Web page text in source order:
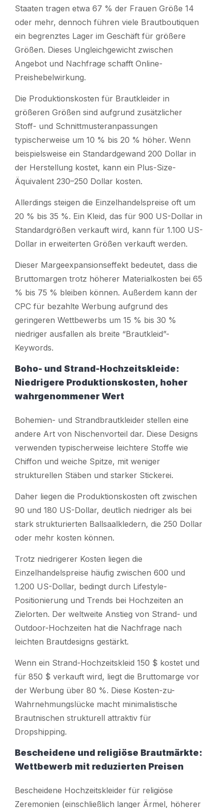
Staaten tragen etwa 67 % der Frauen Größe 14
oder mehr, dennoch führen viele Brautboutiquen
ein begrenztes Lager im Geschäft für größere
Größen. Dieses Ungleichgewicht zwischen
Angebot und Nachfrage schafft Online-
Preishebelwirkung.
Die Produktionskosten für Brautkleider in
größeren Größen sind aufgrund zusätzlicher
Stoff- und Schnittmusteranpassungen
typischerweise um 10 % bis 20 % höher. Wenn
beispielsweise ein Standardgewand 200 Dollar in
der Herstellung kostet, kann ein Plus-Size-
Äquivalent 230–250 Dollar kosten.
Allerdings steigen die Einzelhandelspreise oft um
20 % bis 35 %. Ein Kleid, das für 900 US-Dollar in
Standardgrößen verkauft wird, kann für 1.100 US-
Dollar in erweiterten Größen verkauft werden.
Dieser Margeexpansionseffekt bedeutet, dass die
Bruttomargen trotz höherer Materialkosten bei 65
% bis 75 % bleiben können. Außerdem kann der
CPC für bezahlte Werbung aufgrund des
geringeren Wettbewerbs um 15 % bis 30 %
niedriger ausfallen als breite “Brautkleid”-
Keywords.
Boho- und Strand-Hochzeitskleide:
Niedrigere Produktionskosten, hoher
wahrgenommener Wert
Bohemien- und Strandbrautkleider stellen eine
andere Art von Nischenvorteil dar. Diese Designs
verwenden typischerweise leichtere Stoffe wie
Chiffon und weiche Spitze, mit weniger
strukturellen Stäben und starker Stickerei.
Daher liegen die Produktionskosten oft zwischen
90 und 180 US-Dollar, deutlich niedriger als bei
stark strukturierten Ballsaalkledern, die 250 Dollar
oder mehr kosten können.
Trotz niedrigerer Kosten liegen die
Einzelhandelspreise häufig zwischen 600 und
1.200 US-Dollar, bedingt durch Lifestyle-
Positionierung und Trends bei Hochzeiten an
Zielorten. Der weltweite Anstieg von Strand- und
Outdoor-Hochzeiten hat die Nachfrage nach
leichten Brautdesigns gestärkt.
Wenn ein Strand-Hochzeitskleid 150 $ kostet und
für 850 $ verkauft wird, liegt die Bruttomarge vor
der Werbung über 80 %. Diese Kosten-zu-
Wahrnehmungslücke macht minimalistische
Brautnischen strukturell attraktiv für
Dropshipping.
Bescheidene und religiöse Brautmärkte:
Wettbewerb mit reduzierten Preisen
Bescheidene Hochzeitskleider für religiöse
Zeremonien (einschließlich langer Ärmel, höherer